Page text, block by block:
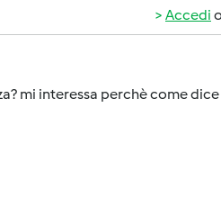
Accedi o
mi interessa perchè come